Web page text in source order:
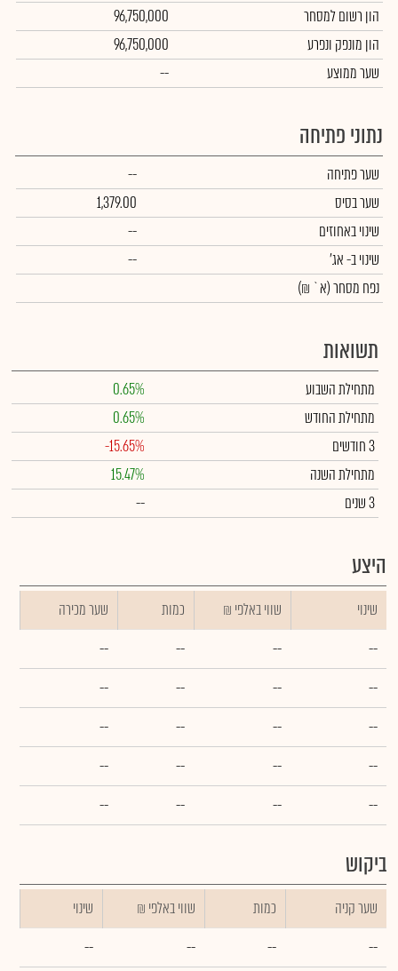
הון רשום למסחר
96,750,000
הון מונפק ונפרע
96,750,000
שער ממוצע
--
נתוני פתיחה
שער פתיחה
--
שער בסיס
1,379.00
שינוי באחוזים
--
שינויב- אג'
--
נפח מסחר(א` ₪)
תשואות
מתחילת השבוע
0.65%
מתחילת החודש
0.65%
3 חודשים
-15.65%
מתחילת השנה
15.47%
3 שנים
--
היצע
שינוי ₪ שווי באלפי כמות
שער מכירה
--
--
--
--
--
--
--
--
--
--
--
--
--
--
--
--
--
--
--
--
ביקוש
שער קניה כמות ₪ שווי באלפי
שינוי
--
--
--
--